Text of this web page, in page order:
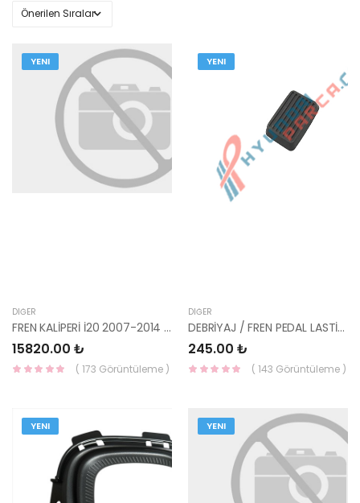
YENI
DIĞER
FREN KALİPERİ İ20 2007-2014 58110-1J110-HMC
15820.00 ₺
( 173 Görüntüleme )
YENI
DIĞER
DEBRİYAJ / FREN PEDAL LASTİĞİ ACCENT/MİLENYUM 32825-24000-HMC
245.00 ₺
( 143 Görüntüleme )
YENI YENI